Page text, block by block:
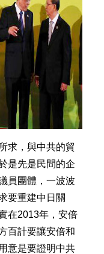
求，與中共的貿
是先是民間的企
員團體，一波波
要重建中日關
在2013年，安倍
百計要讓安倍和
意是要證明中共